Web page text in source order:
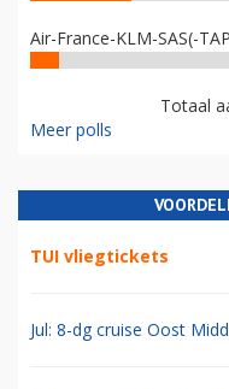
Air-France-KLM-SAS(-
Totaal
Meer polls
TUI vliegtickets
Jul: 8-dg cruise Oost